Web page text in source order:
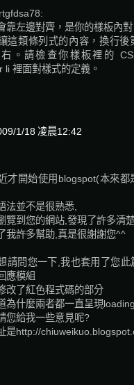
靠左邊對齊，是你的樣板內
這類條列式的內容，換行後
。請檢查你樣板裡的
li 裡面對樣式的定義。
1/18 凌晨12:42
才開始使用blogspot(本來都
法並不是很熟悉,
覽到您的網站,發現了許多清
我許多幫助,真是很謝謝您^^
請問您一下,我也套用了您此
應模組
改了紅色程式碼的部分
為什麼兩者都一直呈現
您給我一些意見呢?
是http://